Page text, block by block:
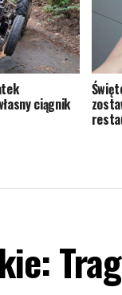
ciągnik